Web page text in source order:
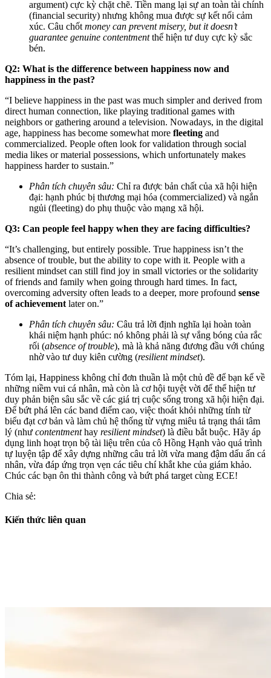
argument) cực kỳ chặt chẽ. Tiền mang lại sự an toàn tài chính
(financial security) nhưng không mua được sự kết nối cảm
xúc. Câu chốt money can prevent misery, but it doesn’t
guarantee genuine contentmentthể hiện tư duy cực kỳ sắc
bén.
Q2: What is the difference between happiness now and
happiness in the past?
“I believe happiness in the past was much simpler and derived from
direct human connection, like playing traditional games with
neighbors or gathering around a television. Nowadays, in the digital
age, happiness has become somewhat more fleeting and
commercialized. People often look for validation through social
media likes or material possessions, which unfortunately makes
happiness harder to sustain.”
Phân tích chuyên sâu: Chỉ ra được bản chất của xã hội hiện
đại: hạnh phúc bị thương mại hóa (commercialized) và ngắn
ngủi (fleeting) do phụ thuộc vào mạng xã hội.
Q3: Can people feel happy when they are facing difficulties?
“It’s challenging, but entirely possible. True happiness isn’t the
absence of trouble, but the ability to cope with it. People with a
resilient mindset can still find joy in small victories or the solidarity
of friends and family when going through hard times. In fact,
overcoming adversity often leads to a deeper, more profound sense
of achievement later on.”
Phân tích chuyên sâu: Câu trả lời định nghĩa lại hoàn toàn
khái niệm hạnh phúc: nó không phải là sự vắng bóng của rắc
rối (absence of trouble), mà là khả năng đương đầu với chúng
nhờ vào tư duy kiên cường (resilient mindset).
Tóm lại, Happiness không chỉ đơn thuần là một chủ đề để bạn kể về
những niềm vui cá nhân, mà còn là cơ hội tuyệt vời để thể hiện tư
duy phản biện sâu sắc về các giá trị cuộc sống trong xã hội hiện đại.
Để bứt phá lên các band điểm cao, việc thoát khỏi những tính từ
biểu đạt cơ bản và làm chủ hệ thống từ vựng miêu tả trạng thái tâm
lý (như contentmenthay resilient mindset) là điều bắt buộc. Hãy áp
dụng linh hoạt trọn bộ tài liệu trên của cô Hồng Hạnh vào quá trình
tự luyện tập để xây dựng những câu trả lời vừa mang đậm dấu ấn cá
nhân, vừa đáp ứng trọn vẹn các tiêu chí khắt khe của giám khảo.
Chúc các bạn ôn thi thành công và bứt phá target cùng ECE!
Chia sẻ:
Kiến thức liên quan